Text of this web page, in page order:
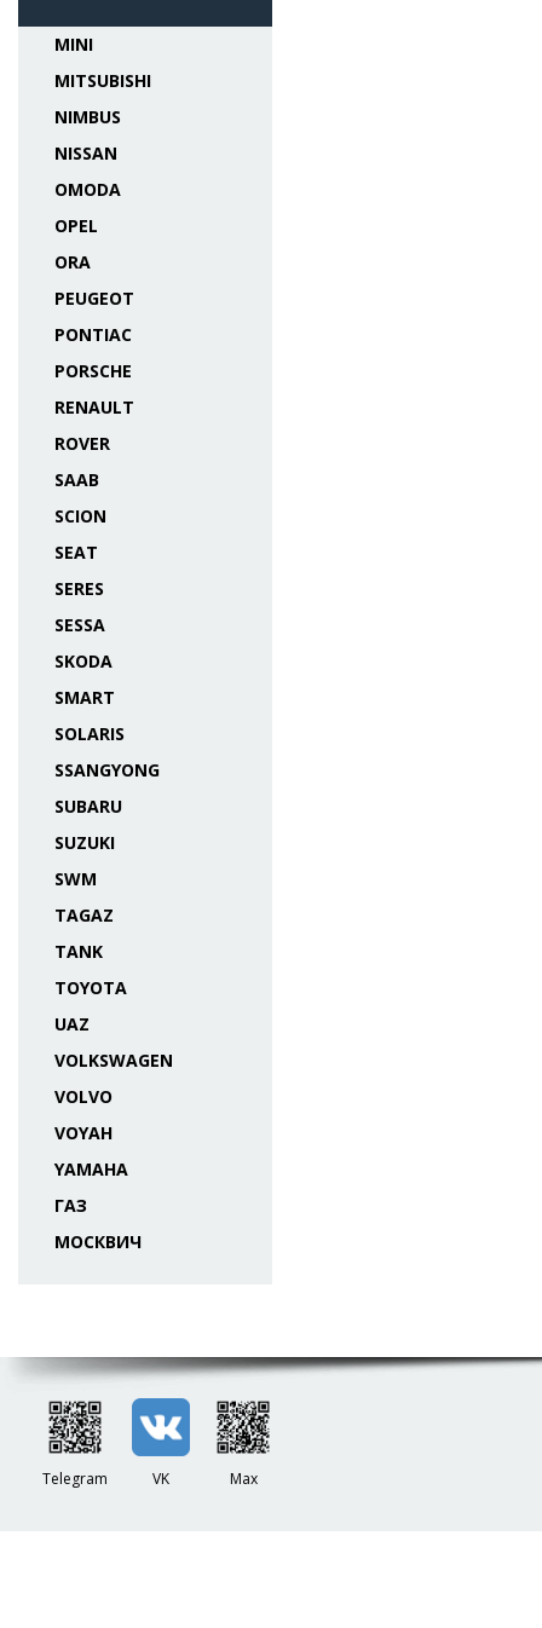
MINI
MITSUBISHI
NIMBUS
NISSAN
OMODA
OPEL
ORA
PEUGEOT
PONTIAC
PORSCHE
RENAULT
ROVER
SAAB
SCION
SEAT
SERES
SESSA
SKODA
SMART
SOLARIS
SSANGYONG
SUBARU
SUZUKI
SWM
TAGAZ
TANK
TOYOTA
UAZ
VOLKSWAGEN
VOLVO
VOYAH
YAMAHA
ГАЗ
МОСКВИЧ
Telegram VK Max